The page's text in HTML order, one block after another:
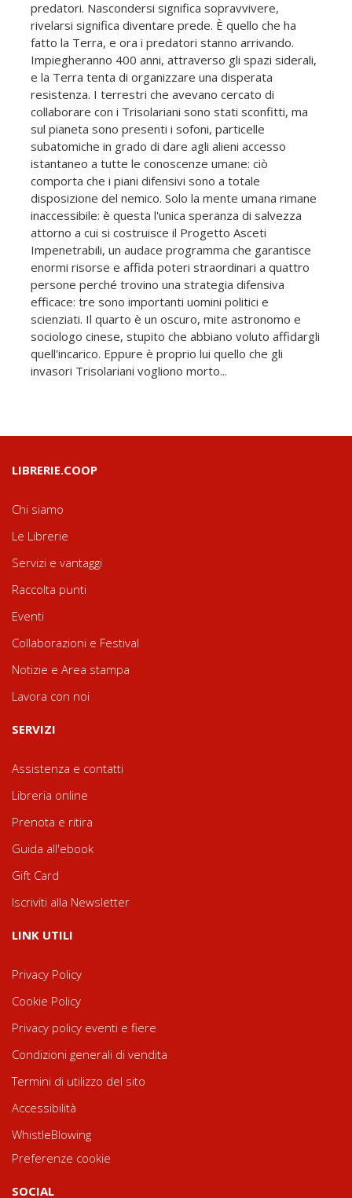
predatori. Nascondersi significa sopravvivere,
rivelarsi significa diventare prede. È quello che ha
fatto la Terra, e ora i predatori stanno arrivando.
Impiegheranno 400 anni, attraverso gli spazi siderali,
e la Terra tenta di organizzare una disperata
resistenza. I terrestri che avevano cercato di
collaborare con i Trisolariani sono stati sconfitti, ma
sul pianeta sono presenti i sofoni, particelle
subatomiche in grado di dare agli alieni accesso
istantaneo a tutte le conoscenze umane: ciò
comporta che i piani difensivi sono a totale
disposizione del nemico. Solo la mente umana rimane
inaccessibile: è questa l'unica speranza di salvezza
attorno a cui si costruisce il Progetto Asceti
Impenetrabili, un audace programma che garantisce
enormi risorse e affida poteri straordinari a quattro
persone perché trovino una strategia difensiva
efficace: tre sono importanti uomini politici e
scienziati. Il quarto è un oscuro, mite astronomo e
sociologo cinese, stupito che abbiano voluto affidargli
quell'incarico. Eppure è proprio lui quello che gli
invasori Trisolariani vogliono morto...
LIBRERIE.COOP
Chi siamo
Le Librerie
Servizi e vantaggi
Raccolta punti
Eventi
Collaborazioni e Festival
Notizie e Area stampa
Lavora con noi
SERVIZI
Assistenza e contatti
Libreria online
Prenota e ritira
Guida all'ebook
Gift Card
Iscriviti alla Newsletter
LINK UTILI
Privacy Policy
Cookie Policy
Privacy policy eventi e fiere
Condizioni generali di vendita
Termini di utilizzo del sito
Accessibilità
WhistleBlowing
Preferenze cookie
SOCIAL